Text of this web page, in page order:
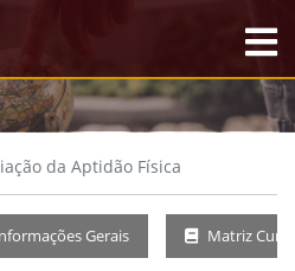
da Aptidão Física
Gerais Matriz